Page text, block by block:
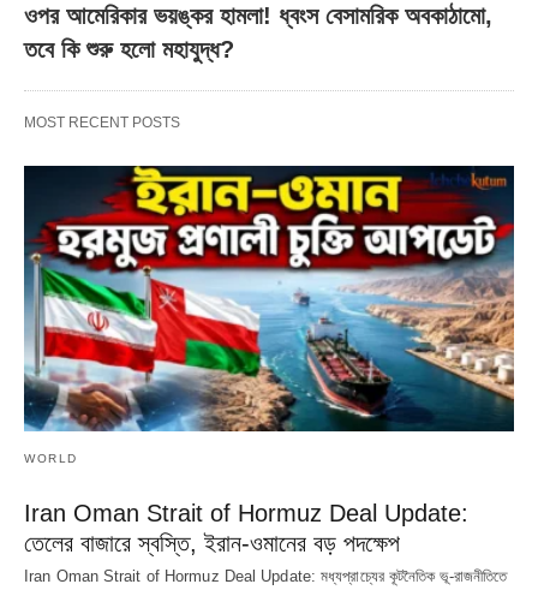
ওপর আমেরিকার ভয়ঙ্কর হামলা! ধ্বংস বেসামরিক অবকাঠামো,
তবে কি শুরু হলো মহাযুদ্ধ?
MOST RECENT POSTS
WORLD
Iran Oman Strait of Hormuz Deal Update:
তেলের বাজারে স্বস্তি, ইরান-ওমানের বড় পদক্ষেপ
Iran Oman Strait of Hormuz Deal Update: মধ্যপ্রাচ্যের কূটনৈতিক ভূ-রাজনীতিতে